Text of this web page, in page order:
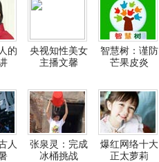
的
央视知性美女
主播文馨
智慧树：谨防
芒果皮炎
人
张泉灵：完成
冰桶挑战
爆红网络十大
正太萝莉